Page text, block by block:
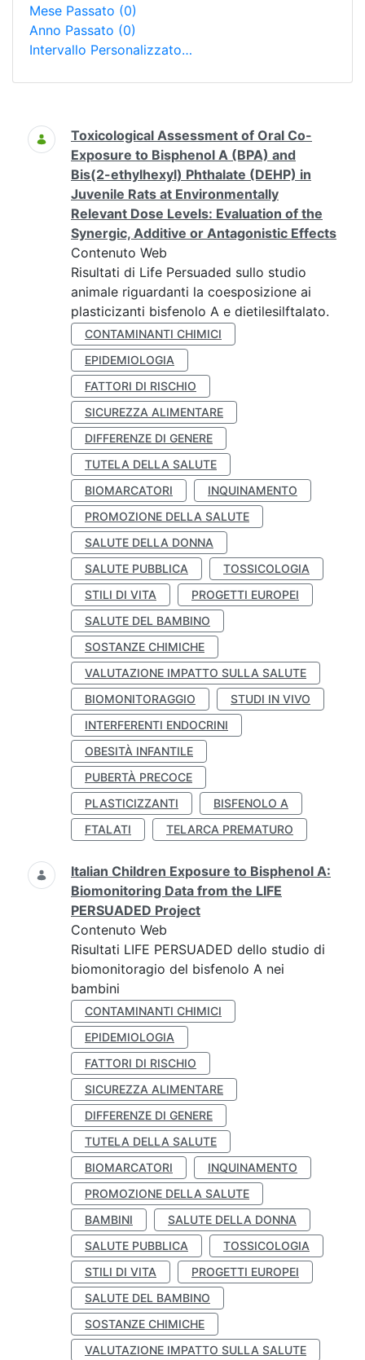
Mese Passato (0)
Anno Passato (0)
Intervallo Personalizzato…
Ricerca
Toxicological Assessment of Oral Co-
Exposure to Bisphenol A (BPA) and
Bis(2-ethylhexyl) Phthalate (DEHP) in
Juvenile Rats at Environmentally
Relevant Dose Levels: Evaluation of the
Synergic, Additive or Antagonistic Effects
Contenuto Web
Risultati di Life Persuaded sullo studio
animale riguardanti la coesposizione ai
plasticizanti bisfenolo A e dietilesilftalato.
CONTAMINANTI CHIMICI
EPIDEMIOLOGIA
FATTORI DI RISCHIO
SICUREZZA ALIMENTARE
DIFFERENZE DI GENERE
TUTELA DELLA SALUTE
BIOMARCATORI
INQUINAMENTO
PROMOZIONE DELLA SALUTE
SALUTE DELLA DONNA
SALUTE PUBBLICA
TOSSICOLOGIA
STILI DI VITA
PROGETTI EUROPEI
SALUTE DEL BAMBINO
SOSTANZE CHIMICHE
VALUTAZIONE IMPATTO SULLA SALUTE
BIOMONITORAGGIO
STUDI IN VIVO
INTERFERENTI ENDOCRINI
OBESITÀ INFANTILE
PUBERTÀ PRECOCE
PLASTICIZZANTI
BISFENOLO A
FTALATI
TELARCA PREMATURO
Italian Children Exposure to Bisphenol A:
Biomonitoring Data from the LIFE
PERSUADED Project
Contenuto Web
Risultati LIFE PERSUADED dello studio di
biomonitoragio del bisfenolo A nei
bambini
CONTAMINANTI CHIMICI
EPIDEMIOLOGIA
FATTORI DI RISCHIO
SICUREZZA ALIMENTARE
DIFFERENZE DI GENERE
TUTELA DELLA SALUTE
BIOMARCATORI
INQUINAMENTO
PROMOZIONE DELLA SALUTE
BAMBINI
SALUTE DELLA DONNA
SALUTE PUBBLICA
TOSSICOLOGIA
STILI DI VITA
PROGETTI EUROPEI
SALUTE DEL BAMBINO
SOSTANZE CHIMICHE
VALUTAZIONE IMPATTO SULLA SALUTE